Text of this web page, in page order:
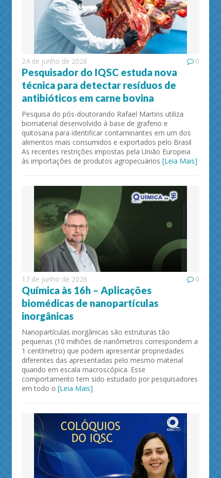
24 de junho de 2026 0
Pesquisador do IQSC estuda nova
técnica para detectar resíduos de
antibióticos em carne bovina
Pesquisa do pós-doutorando Rafael Martins utiliza
biomaterial desenvolvido à base de grafeno e
quitosana para identificar contaminantes em um dos
alimentos mais consumidos e exportados pelo Brasil
As recentes restrições impostas pela União Europeia
às importações de produtos agropecuários [Leia Mais]
17 de junho de 2026 0
Química às 16h – Aplicações
biomédicas de nanopartículas
inorgânicas
Nanopartículas inorgânicas são estruturas tão
pequenas (10 milhões de nanômetros correspondem a
1 centímetro) que podem apresentar propriedades
diferentes das apresentadas pelo mesmo material
quando em escala macroscópica. Esse
comportamento tem sido estudado por pesquisadores
em todo o [Leia Mais]